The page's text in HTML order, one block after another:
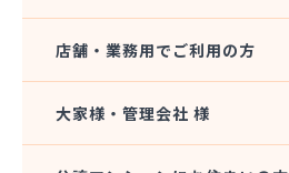
店舗・業務用でご利用の方
大家様・管理会社 様